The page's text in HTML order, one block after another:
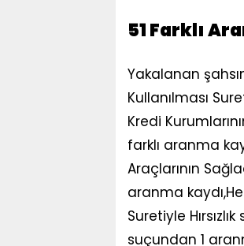
51 Farklı
Yakalanan
Kullanılması
Kredi
farklı aranma
Araçlarının
aranma
Suretiyle
suçundan 1